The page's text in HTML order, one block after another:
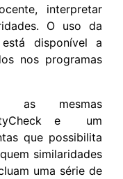
interpretar
O uso da
está disponível a
nos programas
as mesmas
e um
que possibilita
similaridades
uma série de